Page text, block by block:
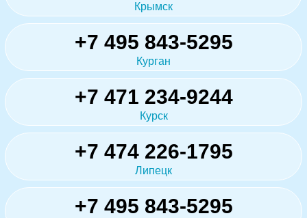
Крымск
+7 495 843-5295
Курган
+7 471 234-9244
Курск
+7 474 226-1795
Липецк
+7 495 843-5295